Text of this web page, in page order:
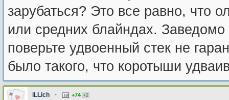
зарубаться? Это все равно, что
или средних блайндах.
поверьте удвоенный стек не
было такого, что коротыши
iLLich • +74 +2